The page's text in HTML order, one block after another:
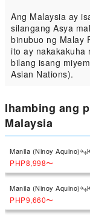
Ang Malaysia ay
silangang Asya
binubuo ng Malay
ito ay nakakakuha
bilang isang
Asian Nations).
Ihambing ang
Malaysia
Manila (Ninoy Aquino)
PHP8,998〜
Manila (Ninoy Aquino)
PHP9,660〜